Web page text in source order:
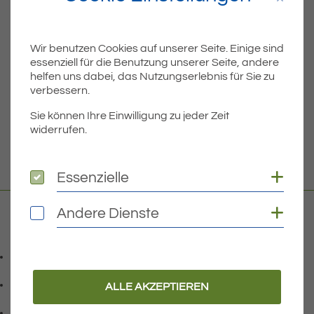
Titel für Beitrag
Sanierung der Straßenbeleuchtung Gemeinde Eriskirch
BEITRÄGE
07541 9708 - 77
Faxnummer: 0 7 5 4 1 9 7 0 8 7 7
Wir benutzen Cookies auf unserer Seite. Einige sind
essenziell für die Benutzung unserer Seite, andere
helfen uns dabei, das Nutzungserlebnis für Sie zu
verbessern.
Sie können Ihre Einwilligung zu jeder Zeit
widerrufen.
Essenzielle
Essenzielle
Andere Dienste
Andere Dienste
ALLE AKZEPTIEREN